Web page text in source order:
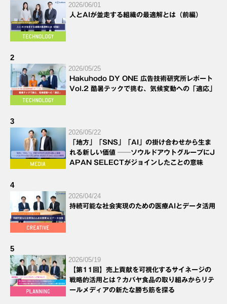
2026/06/01
人とAIが並走する組織の最適解とは（前編）
2
2026/05/25
Hakuhodo DY ONE 広告技術研究所レポート
Vol.2 酷暑テックで挑む、気候変動への「適応」
3
2026/05/22
「地方」「SNS」「AI」の掛け合わせから生ま
れる新しい価値 ──ソウルドアウトグループにJ
APAN SELECTがジョインしたことの意味
4
2026/04/24
持続可能な社会実現のための医療AIとデータ活用
5
2026/05/19
【第11回】売上貢献を可視化するサイネージの
戦略的活用とは？カバヤ食品の取り組みからリテ
ールメディアの新たな勝ち筋を探る